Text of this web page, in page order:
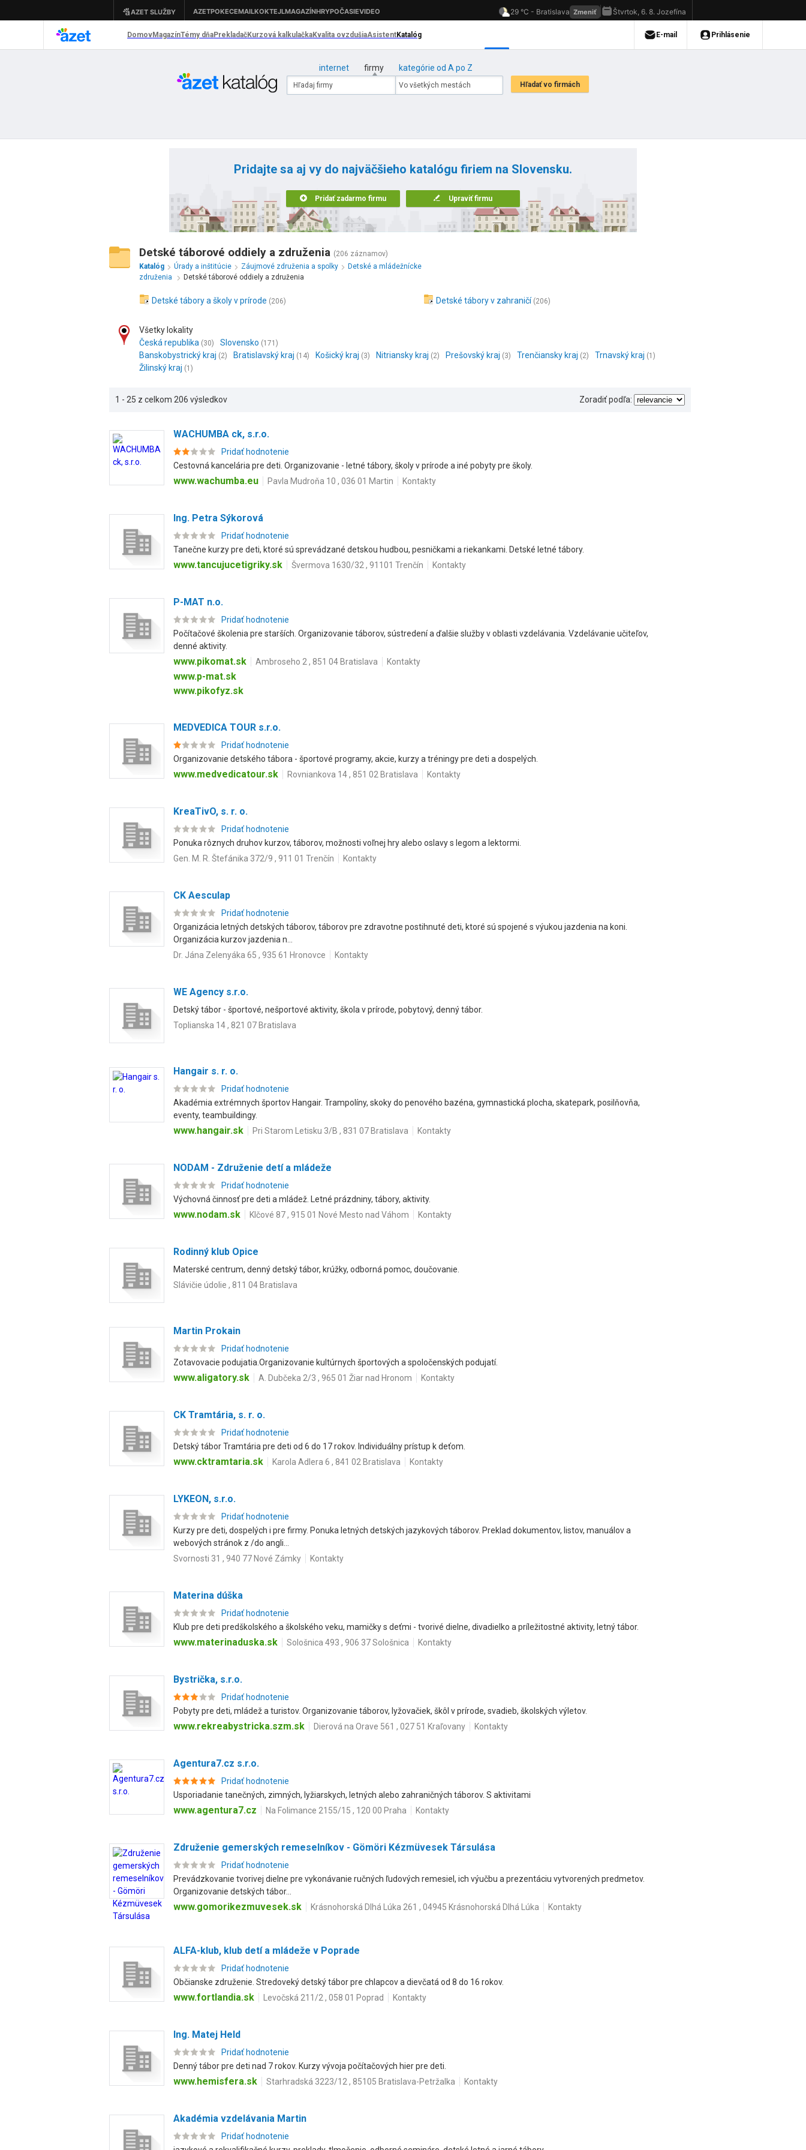
internet firmy kategórie od A po Z
Pridajte sa aj vy do najväčšieho katalógu firiem na Slovensku.
Pridať zadarmo firmu Upraviť firmu
Detské táborové oddiely a združenia (206 záznamov)
Katalóg
Úrady a inštitúcie Záujmové združenia a spolky
Detské a mládežnícke
združenia
Detské táborové oddiely a združenia
Detské tábory a školy v prírode (206) Detské tábory v zahraničí (206)
Všetky lokality
Česká republika (30) Slovensko (171)
Banskobystrický kraj (2) Bratislavský kraj (14) Košický kraj (3) Nitriansky kraj (2) Prešovský kraj (3) Trenčiansky kraj (2) Trnavský kraj (1)
Žilinský kraj (1)
1 - 25 z celkom 206 výsledkov Zoradiť podľa:
WACHUMBA ck, s.r.o.
Pridať hodnotenie
Cestovná kancelária pre deti. Organizovanie - letné tábory, školy v prírode a iné pobyty pre školy.
www.wachumba.eu Pavla Mudroňa 10 , 036 01 Martin Kontakty
Ing. Petra Sýkorová
Pridať hodnotenie
Tanečne kurzy pre deti, ktoré sú sprevádzané detskou hudbou, pesničkami a riekankami. Detské letné tábory.
www.tancujucetigriky.sk Švermova 1630/32 , 91101 Trenčín Kontakty
P-MAT n.o.
Pridať hodnotenie
Počítačové školenia pre starších. Organizovanie táborov, sústredení a ďalšie služby v oblasti vzdelávania. Vzdelávanie učiteľov,
denné aktivity.
www.pikomat.sk Ambroseho 2 , 851 04 Bratislava Kontakty
www.p-mat.sk
www.pikofyz.sk
MEDVEDICA TOUR s.r.o.
Pridať hodnotenie
Organizovanie detského tábora - športové programy, akcie, kurzy a tréningy pre deti a dospelých.
www.medvedicatour.sk Rovniankova 14 , 851 02 Bratislava Kontakty
KreaTivO, s. r. o.
Pridať hodnotenie
Ponuka rôznych druhov kurzov, táborov, možnosti voľnej hry alebo oslavy s legom a lektormi.
Gen. M. R. Štefánika 372/9 , 911 01 Trenčín
Kontakty
CK Aesculap
Pridať hodnotenie
Organizácia letných detských táborov, táborov pre zdravotne postihnuté deti, ktoré sú spojené s výukou jazdenia na koni.
Organizácia kurzov jazdenia n...
Dr. Jána Zelenyáka 65 , 935 61 Hronovce
Kontakty
WE Agency s.r.o.
Detský tábor - športové, nešportové aktivity, škola v prírode, pobytový, denný tábor.
Toplianska 14 , 821 07 Bratislava
Hangair s. r. o.
Pridať hodnotenie
Akadémia extrémnych športov Hangair. Trampolíny, skoky do penového bazéna, gymnastická plocha, skatepark, posilňovňa,
eventy, teambuildingy.
www.hangair.sk Pri Starom Letisku 3/B , 831 07 Bratislava Kontakty
NODAM - Združenie detí a mládeže
Pridať hodnotenie
Výchovná činnosť pre deti a mládež. Letné prázdniny, tábory, aktivity.
www.nodam.sk Klčové 87 , 915 01 Nové Mesto nad Váhom Kontakty
Rodinný klub Opice
Materské centrum, denný detský tábor, krúžky, odborná pomoc, doučovanie.
Slávičie údolie , 811 04 Bratislava
Martin Prokain
Pridať hodnotenie
Zotavovacie podujatia.Organizovanie kultúrnych športových a spoločenských podujatí.
www.aligatory.sk A. Dubčeka 2/3 , 965 01 Žiar nad Hronom Kontakty
CK Tramtária, s. r. o.
Pridať hodnotenie
Detský tábor Tramtária pre deti od 6 do 17 rokov. Individuálny prístup k deťom.
www.cktramtaria.sk Karola Adlera 6 , 841 02 Bratislava Kontakty
LYKEON, s.r.o.
Pridať hodnotenie
Kurzy pre deti, dospelých i pre firmy. Ponuka letných detských jazykových táborov. Preklad dokumentov, listov, manuálov a
webových stránok z /do angli...
Svornosti 31 , 940 77 Nové Zámky
Kontakty
Materina dúška
Pridať hodnotenie
Klub pre deti predškolského a školského veku, mamičky s deťmi - tvorivé dielne, divadielko a príležitostné aktivity, letný tábor.
www.materinaduska.sk Sološnica 493 , 906 37 Sološnica Kontakty
Bystrička, s.r.o.
Pridať hodnotenie
Pobyty pre deti, mládež a turistov. Organizovanie táborov, lyžovačiek, škôl v prírode, svadieb, školských výletov.
www.rekreabystricka.szm.sk Dierová na Orave 561 , 027 51 Kraľovany Kontakty
Agentura7.cz s.r.o.
Pridať hodnotenie
Usporiadanie tanečných, zimných, lyžiarskych, letných alebo zahraničných táborov. S aktivitami
www.agentura7.cz Na Folimance 2155/15 , 120 00 Praha Kontakty
Združenie gemerských remeselníkov - Gömöri Kézmüvesek Társulása
Pridať hodnotenie
Prevádzkovanie tvorivej dielne pre vykonávanie ručných ľudových remesiel, ich výučbu a prezentáciu vytvorených predmetov.
Organizovanie detských tábor...
www.gomorikezmuvesek.sk Krásnohorská Dlhá Lúka 261 , 04945 Krásnohorská Dlhá Lúka Kontakty
ALFA-klub, klub detí a mládeže v Poprade
Pridať hodnotenie
Občianske združenie. Stredoveký detský tábor pre chlapcov a dievčatá od 8 do 16 rokov.
www.fortlandia.sk Levočská 211/2 , 058 01 Poprad Kontakty
Ing. Matej Held
Pridať hodnotenie
Denný tábor pre deti nad 7 rokov. Kurzy vývoja počítačových hier pre deti.
www.hemisfera.sk Starhradská 3223/12 , 85105 Bratislava-Petržalka Kontakty
Akadémia vzdelávania Martin
Pridať hodnotenie